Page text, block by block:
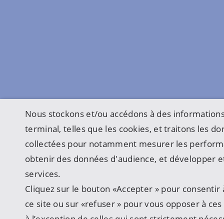
Nous stockons et/ou accédons à des
terminal, telles que les cookies, et traitons les
collectées pour notamment mesurer les
obtenir des données d'audience, et développer
services.
Cliquez sur le bouton «Accepter » pour consentir
ce site ou sur «refuser » pour vous opposer à